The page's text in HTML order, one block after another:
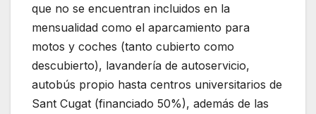
que no se encuentran incluidos en la
mensualidad como el aparcamiento para
motos y coches (tanto cubierto como
descubierto), lavandería de autoservicio,
autobús propio hasta centros universitarios de
Sant Cugat (financiado 50%), además de las